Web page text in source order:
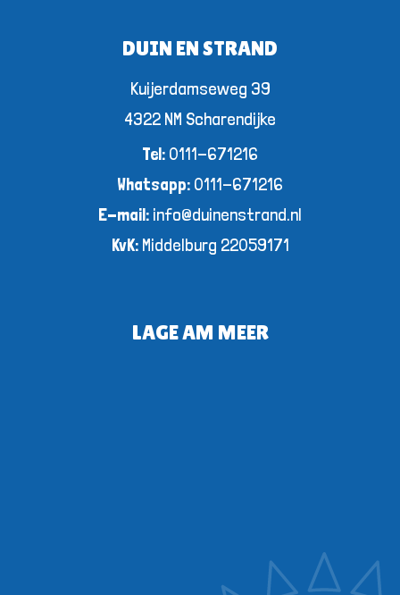
DUIN EN STRAND
Kuijerdamseweg 39
4322 NM Scharendijke
Tel: 0111-671216
Whatsapp: 0111-671216
E-mail: info@duinenstrand.nl
KvK: Middelburg 22059171
LAGE AM MEER